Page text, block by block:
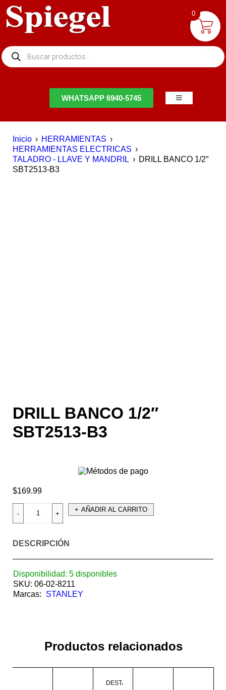
WHATSAPP 6940-5745
Inicio › HERRAMIENTAS ›
HERRAMIENTAS ELECTRICAS ›
TALADRO - LLAVE Y MANDRIL › DRILL BANCO 1/2″
SBT2513-B3
DRILL BANCO 1/2″
SBT2513-B3
$169.99
AÑADIR AL CARRITO
DESCRIPCIÓN
Disponibilidad: 5 disponibles
SKU: 06-02-8211
Marcas:
STANLEY
Productos relacionados
DESTACADO
0